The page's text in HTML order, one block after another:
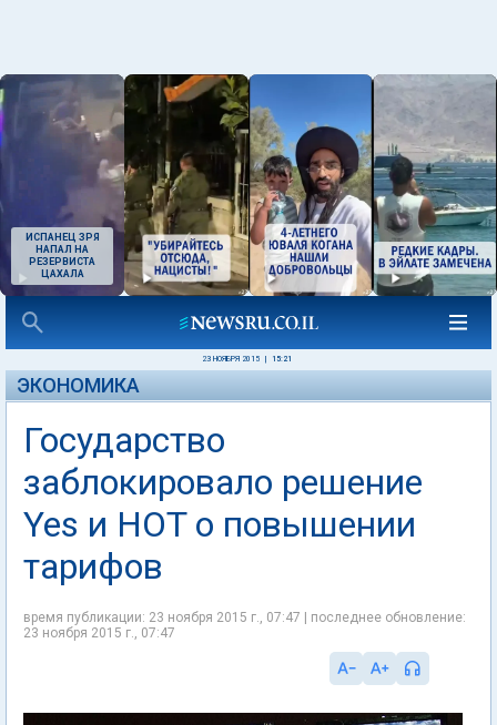
ИСПАНЕЦ ЗРЯ
НАПАЛ НА
РЕЗЕРВИСТА
ЦАХАЛА
23 НОЯБРЯ 2015 15:21
ЭКОНОМИКА
Государство
заблокировало решение
Yes и HOT о повышении
тарифов
время публикации: 23 ноября 2015 г., 07:47 | последнее обновление:
23 ноября 2015 г., 07:47